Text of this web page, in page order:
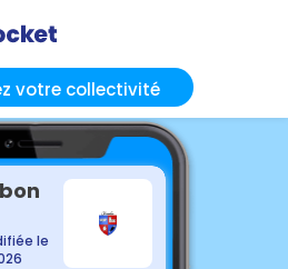
votre collectivité
le